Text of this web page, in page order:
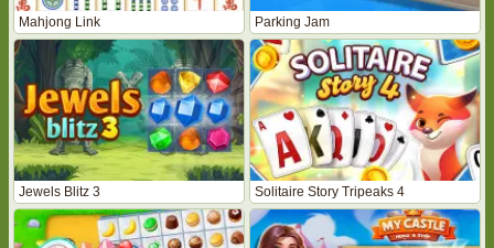
Mahjong Link Parking Jam
Jewels Blitz 3 Solitaire Story Tripeaks 4